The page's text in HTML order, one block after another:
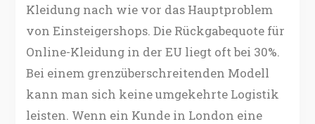
Kleidung nach wie vor das Hauptproblem
von Einsteigershops. Die Rückgabequote für
Online-Kleidung in der EU liegt oft bei 30%.
Bei einem grenzüberschreitenden Modell
kann man sich keine umgekehrte Logistik
leisten. Wenn ein Kunde in London eine